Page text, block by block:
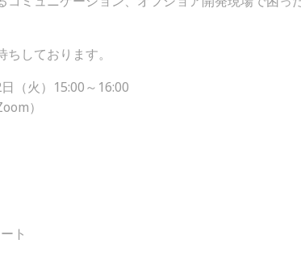
しております。
（火）15:00～16:00
）
ト